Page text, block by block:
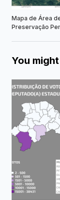
Mapa de Área
Preservação
You